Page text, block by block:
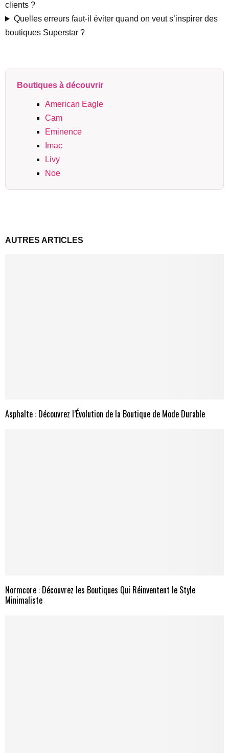
clients ?
Quelles erreurs faut-il éviter quand on veut s’inspirer des
boutiques Superstar ?
Boutiques à découvrir
American Eagle
Cam
Eminence
Imac
Livy
Noe
AUTRES ARTICLES
Asphalte : Découvrez l’Évolution de la Boutique de Mode Durable
Normcore : Découvrez les Boutiques Qui Réinventent le Style
Minimaliste